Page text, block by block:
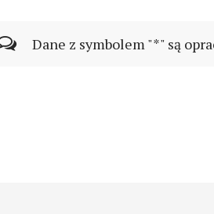
Dane z symbolem "*" są